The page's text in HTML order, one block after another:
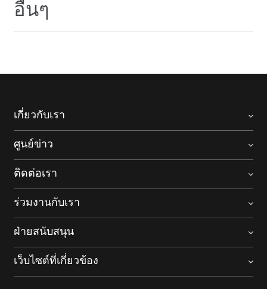
อื่นๆ
เกี่ยวกับเรา
ศูนย์ข่าว
ติดต่อเรา
ร่วมงานกับเรา
ฝ่ายสนับสนุน
เว็บไซต์ที่เกี่ยวข้อง